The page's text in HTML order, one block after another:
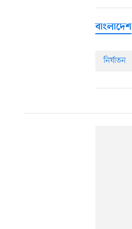
বাংলাদেশ
নির্যাতন